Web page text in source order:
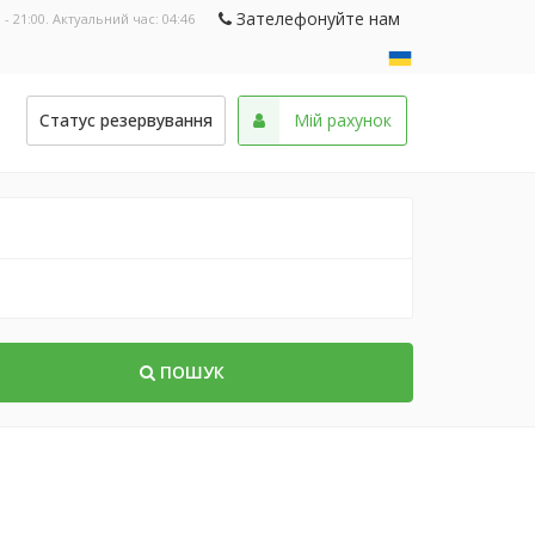
- 21:00. Актуальний час: 04:46 Зателефонуйте нам
Статус резервування Мій рахунок
ПОШУК